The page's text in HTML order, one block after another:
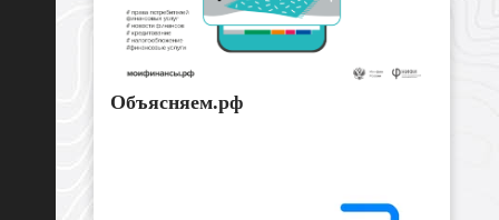
Объясняем.рф